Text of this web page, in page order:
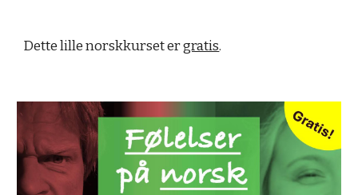
Dette lille norskkurset ergratis.